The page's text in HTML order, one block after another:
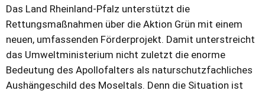
Das Land Rheinland-Pfalz unterstützt die
Rettungsmaßnahmen über die Aktion Grün mit einem
neuen, umfassenden Förderprojekt. Damit unterstreicht
das Umweltministerium nicht zuletzt die enorme
Bedeutung des Apollofalters als naturschutzfachliches
Aushängeschild des Moseltals. Denn die Situation ist